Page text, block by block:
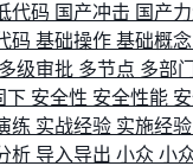
代码 国产冲击 国产
码 基础操作 基础概念
多级审批 多节点 多部门
下 安全性 安全性能
练 实战经验 实施经验
析 导入导出 小众 小